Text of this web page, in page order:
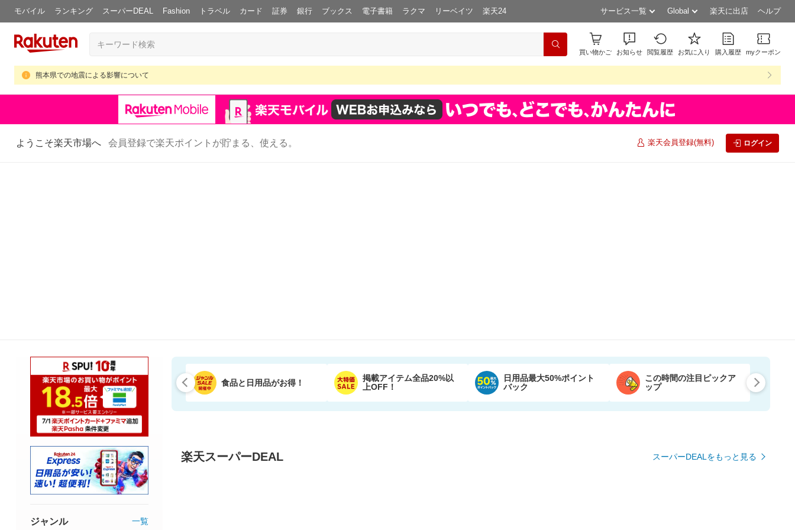
モバイル ランキング スーパーDEAL Fashion トラベル カード 証券 銀行 ブックス 電子書籍 ラクマ リーベイツ 楽天24 サービス一覧 Global 楽天に出店 ヘルプ
買い物かご お知らせ 閲覧履歴 お気に入り 購入履歴 myクーポン
熊本県での地震による影響について
ようこそ楽天市場へ 会員登録で楽天ポイントが貯まる、使える。 楽天会員登録(無料) ログイン
食品と日用品がお得！
掲載アイテム全品20%以
上OFF！
日用品最大50%ポイント
バック
この時間の注目ピックア
ップ
楽天スーパーDEAL スーパーDEALをもっと見る
ジャンル 一覧